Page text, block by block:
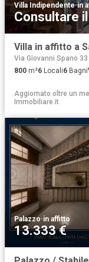
Villa Indipendente·in
Consultare
Villa in affitto a
Via Giovanni Spano
800 m²6 Locali6 Bagni
Aggiornato oltre un
Immobiliare.it
Palazzo·in affitto
13.333 €